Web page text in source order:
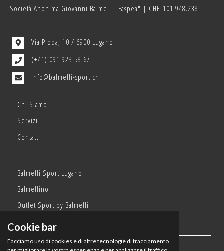
Società Anonima Giovanni Balmelli "Faspea" | CHE-101.948.238
Via Pioda, 10 / 6900 Lugano
(+41) 091 923 58 67
info@balmelli-sport.ch
Chi Siamo
Servizi
Contatti
Balmelli Sport Lugano
Balmellino
Outlet Sport by Balmelli
Cookie bar
Facciamo uso di cookies e di altre tecnologie di tracciamento